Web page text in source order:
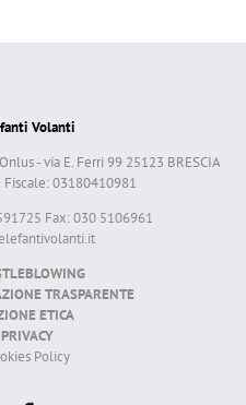
Volanti
- via E. Ferri 99 25123 BRESCIA
Fiscale: 03180410981
Fax: 030 5106961
TRASPARENTE
ETICA
PRIVACY
Policy